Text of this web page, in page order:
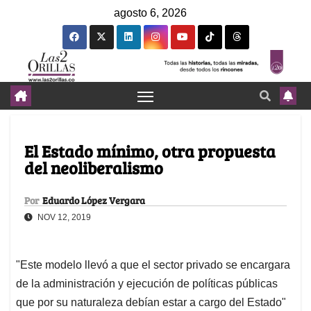
agosto 6, 2026
El Estado mínimo, otra propuesta
del neoliberalismo
Por Eduardo López Vergara
NOV 12, 2019
"Este modelo llevó a que el sector privado se encargara
de la administración y ejecución de políticas públicas
que por su naturaleza debían estar a cargo del Estado"